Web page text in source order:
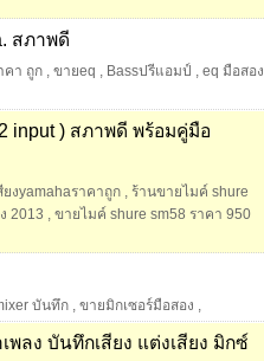
สภาพดี
คา ถูก , ขายeq , Bassปรีแอมป์ , eq มือสอง
input ) สภาพดี พร้อมคู่มือ
งyamahaราคาถูก , ร้านขายไมค์ shure
2013 , ขายไมค์ shure sm58 ราคา 950
บันทึก , ขายมิกเซอร์มือสอง ,
พลง บันทึกเสียง แต่งเสียง มิกซ์